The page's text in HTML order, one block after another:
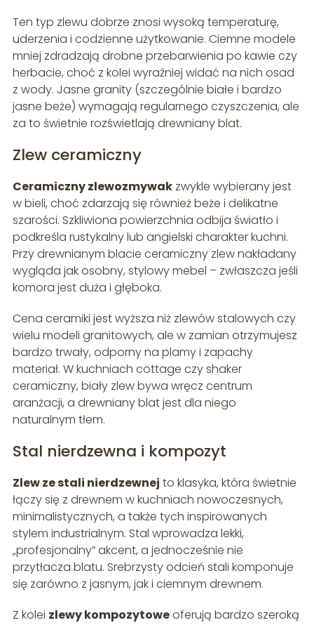
Ten typ zlewu dobrze znosi wysoką temperaturę,
uderzenia i codzienne użytkowanie. Ciemne modele
mniej zdradzają drobne przebarwienia po kawie czy
herbacie, choć z kolei wyraźniej widać na nich osad
z wody. Jasne granity (szczególnie białe i bardzo
jasne beże) wymagają regularnego czyszczenia, ale
za to świetnie rozświetlają drewniany blat.
Zlew ceramiczny
Ceramiczny zlewozmywakzwykle wybierany jest
w bieli, choć zdarzają się również beże i delikatne
szarości. Szkliwiona powierzchnia odbija światło i
podkreśla rustykalny lub angielski charakter kuchni.
Przy drewnianym blacie ceramiczny zlew nakładany
wygląda jak osobny, stylowy mebel – zwłaszcza jeśli
komora jest duża i głęboka.
Cena ceramiki jest wyższa niż zlewów stalowych czy
wielu modeli granitowych, ale w zamian otrzymujesz
bardzo trwały, odporny na plamy i zapachy
materiał. W kuchniach cottage czy shaker
ceramiczny, biały zlew bywa wręcz centrum
aranżacji, a drewniany blat jest dla niego
naturalnym tłem.
Stal nierdzewna i kompozyt
Zlew ze stali nierdzewnej to klasyka, która świetnie
łączy się z drewnem w kuchniach nowoczesnych,
minimalistycznych, a także tych inspirowanych
stylem industrialnym. Stal wprowadza lekki,
„profesjonalny” akcent, a jednocześnie nie
przytłacza blatu. Srebrzysty odcień stali komponuje
się zarówno z jasnym, jak i ciemnym drewnem.
Z kolei zlewy kompozytoweoferują bardzo szeroką